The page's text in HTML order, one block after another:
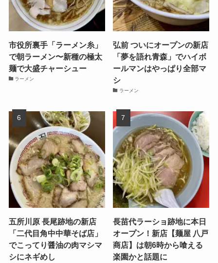
市役所裏手「ラーメン糸」
で朝ラーメン〜新種の極太
麺で大盛チャーシュー
ラーメン
弘前 ついにオープンの新店
「夢を語れ青森」でハイボ
ールマンはやっぱり全部マ
シ
ラーメン
五所川原 長尾跡地の新店
「二代目角中中華そば店」
でこってり醤油の肉マシマ
シにネギめし
長苗代ラーショ跡地に本日
オープン！新店【麺屋 八戸
商店】は朝6時から喰える
楽園かと話題に